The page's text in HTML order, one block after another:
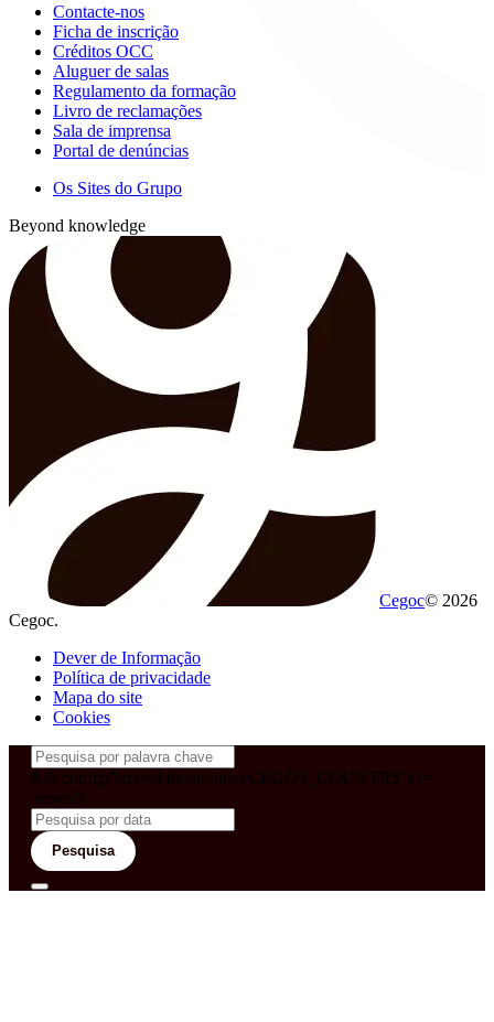
Contacte-nos
Ficha de inscrição
Créditos OCC
Aluguer de salas
Regulamento da formação
Livro de reclamações
Sala de imprensa
Portal de denúncias
Os Sites do Grupo
Beyond knowledge
Cegoc© 2026
Cegoc.
Dever de Informação
Política de privacidade
Mapa do site
Cookies
&& config('laravel-theme-inter.CEGOS_COUNTRY') !=
'neves')
Pesquisa